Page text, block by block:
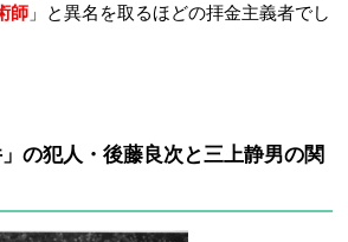
師 」と異名を取るほどの拝金主義者でし
の犯人・ 後藤良次と三上静男の関